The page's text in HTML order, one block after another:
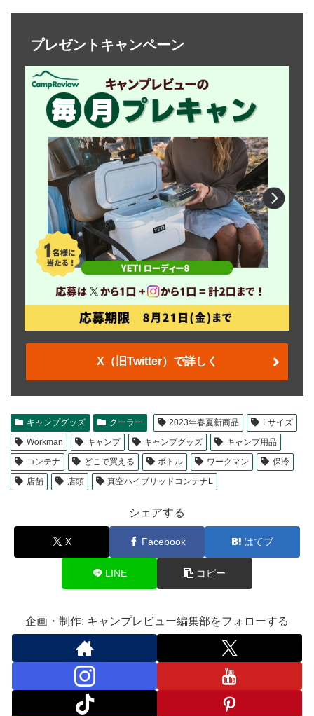
プレゼントキャンペーン
X（旧Twitter）で詳しく
キャンプグッズ クーラー 2023年春夏新商品
Lサイズ
Workman
キャンプ キャンプグッズ
キャンプ用品
コンテナ
どこで買える ボトル ワークマン
保冷
店舗
店頭 真空ハイブリッドコンテナL
シェアする
X Facebook はてブ
LINE コピー
企画・制作: キャンプレビュー編集部をフォローする